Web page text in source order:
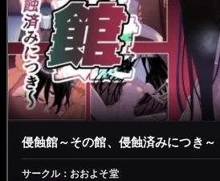
侵蝕館～その館、侵蝕済みにつき～
サークル：おおよそ堂